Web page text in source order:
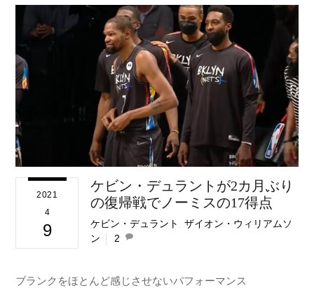
2021
4
9
ケビン・デュラントが2カ月ぶり
の復帰戦でノーミスの17得点
ケビン・デュラント ,ザイオン・ウィリアムソ
ン
2
ブランクをほとんど感じさせないパフォーマンス